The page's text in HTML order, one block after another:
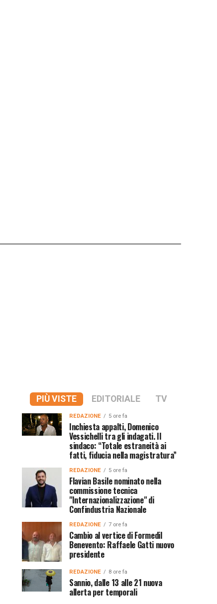
PIÙ VISTE EDITORIALE TV
REDAZIONE 5 ore fa
Inchiesta appalti, Domenico
Vessichelli tra gli indagati. Il
sindaco: “Totale estraneità ai
fatti, fiducia nella magistratura”
REDAZIONE 5 ore fa
Flavian Basile nominato nella
commissione tecnica
"Internazionalizzazione" di
Confindustria Nazionale
REDAZIONE 7 ore fa
Cambio al vertice di Formedil
Benevento: Raffaele Gatti nuovo
presidente
REDAZIONE 8 ore fa
Sannio, dalle 13 alle 21 nuova
allerta per temporali